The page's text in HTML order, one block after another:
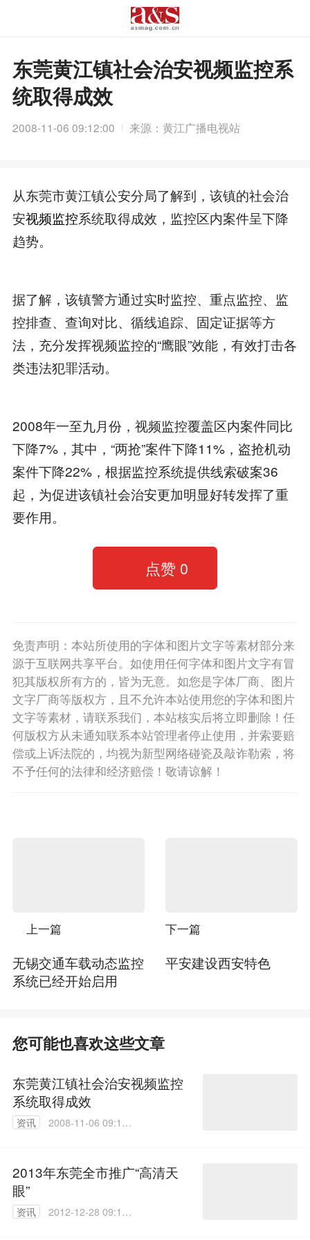
东莞黄江镇社会治安视频监控系
统取得成效
2008-11-06 09:12:00 来源：黄江广播电视站
从东莞市黄江镇公安分局了解到，该镇的社会治
安视频监控系统取得成效，监控区内案件呈下降
趋势。
据了解，该镇警方通过实时监控、重点监控、监
控排查、查询对比、循线追踪、固定证据等方
法，充分发挥视频监控的“鹰眼”效能，有效打击各
类违法犯罪活动。
2008年一至九月份，视频监控覆盖区内案件同比
下降7%，其中，“两抢”案件下降11%，盗抢机动
案件下降22%，根据监控系统提供线索破案36
起，为促进该镇社会治安更加明显好转发挥了重
要作用。
点赞 0
免责声明：本站所使用的字体和图片文字等素材部分来
源于互联网共享平台。如使用任何字体和图片文字有冒
犯其版权所有方的，皆为无意。如您是字体厂商、图片
文字厂商等版权方，且不允许本站使用您的字体和图片
文字等素材，请联系我们，本站核实后将立即删除！任
何版权方从未通知联系本站管理者停止使用，并索要赔
偿或上诉法院的，均视为新型网络碰瓷及敲诈勒索，将
不予任何的法律和经济赔偿！敬请谅解！
上一篇
无锡交通车载动态监控
系统已经开始启用
下一篇
平安建设西安特色
您可能也喜欢这些文章
东莞黄江镇社会治安视频监控
系统取得成效
资讯
2008-11-06 09:12:
2013年东莞全市推广“高清天
眼”
资讯
2012-12-28 09:13: